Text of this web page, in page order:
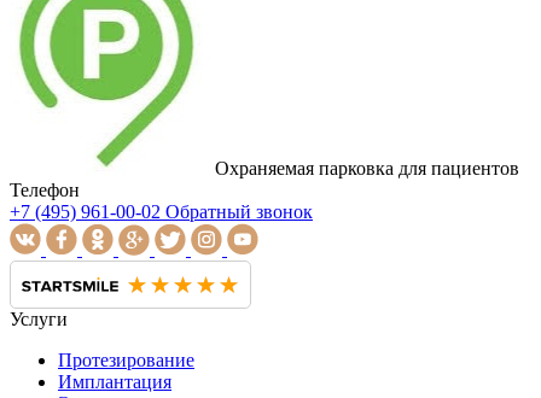
Охраняемая парковка для пациентов
Телефон
+7 (495) 961-00-02 Обратный звонок
Услуги
Протезирование
Имплантация